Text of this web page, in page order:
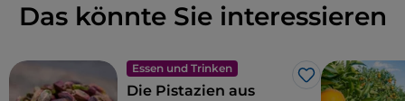
Das könnte Sie interessieren
Essen und Trinken
Like
Die Pistazien aus